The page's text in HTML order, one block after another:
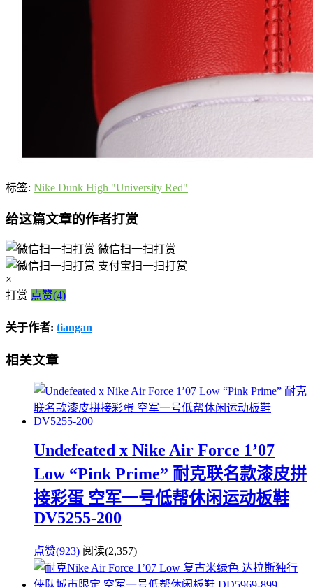
标签: Nike Dunk High "University Red"
给这篇文章的作者打赏
微信扫一扫打赏
支付宝扫一扫打赏
×
打赏 点赞(4)
关于作者: tiangan
相关文章
Undefeated x Nike Air Force 1’07
Low “Pink Prime” 耐克联名款漆皮拼
接彩蛋 空军一号低帮休闲运动板鞋
DV5255-200
点赞(923) 阅读(2,357)